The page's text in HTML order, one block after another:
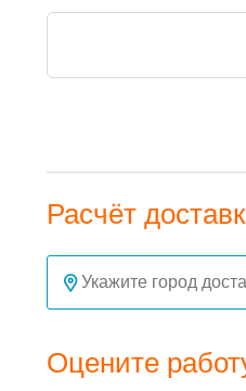
Расчёт
Оцените